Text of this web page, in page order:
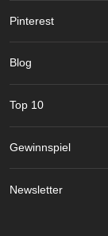
Pinterest
Blog
Top 10
Gewinnspiel
Newsletter